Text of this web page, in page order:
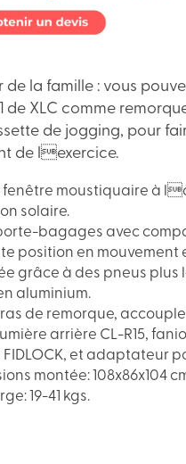
de la famille : vous
de XLC comme
de jogging, pour
de lexercice.
moustiquaire à
solaire.
bagages avec
position en
grâce à des pneus plus
aluminium.
de remorque,
arrière CL-R15,
et adaptateur
montée: 108x86x104
19-41 kgs.